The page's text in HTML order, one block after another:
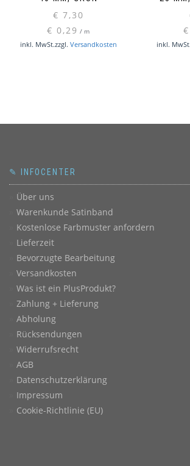
€ 7,30
€ 0,29 / m
inkl. MwSt.zzgl. Versandkosten
€
inkl. MwSt.
✎ INFOCENTER
Über uns
Warenkunde Satinband
Kostenlose Farbmuster anfordern
Lieferzeit
Bevorzugte Bearbeitung
Versandkosten
Was ist ein PlusProdukt?
Zahlung + Lieferung
Abholung
Rücksendungen
Widerrufsrecht
AGB
Datenschutzerklärung
Impressum
Cookie-Richtlinie (EU)